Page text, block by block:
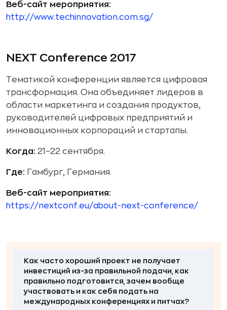
Веб-сайт мероприятия:
http://www.techinnovation.com.sg/
NEXT Conference 2017
Тематикой конференции является цифровая
трансформация. Она объединяет лидеров в
области маркетинга и создания продуктов,
руководителей цифровых предприятий и
инновационных корпораций и стартапы.
Когда: 21–22 сентября.
Где: Гамбург, Германия.
Веб-сайт мероприятия:
https://nextconf.eu/about-next-conference/
Как часто хороший проект не получает
инвестиций из-за правильной подачи, как
правильно подготовится, зачем вообще
участвовать и как себя подать на
международных конференциях и питчах?